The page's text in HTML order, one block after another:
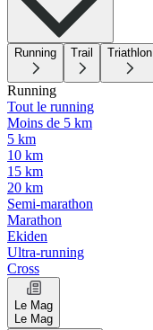
Running Trail Triathlon
Running
Tout le running
Moins de 5 km
5 km
10 km
15 km
20 km
Semi-marathon
Marathon
Ekiden
Ultra-running
Cross
Le Mag
Le Mag